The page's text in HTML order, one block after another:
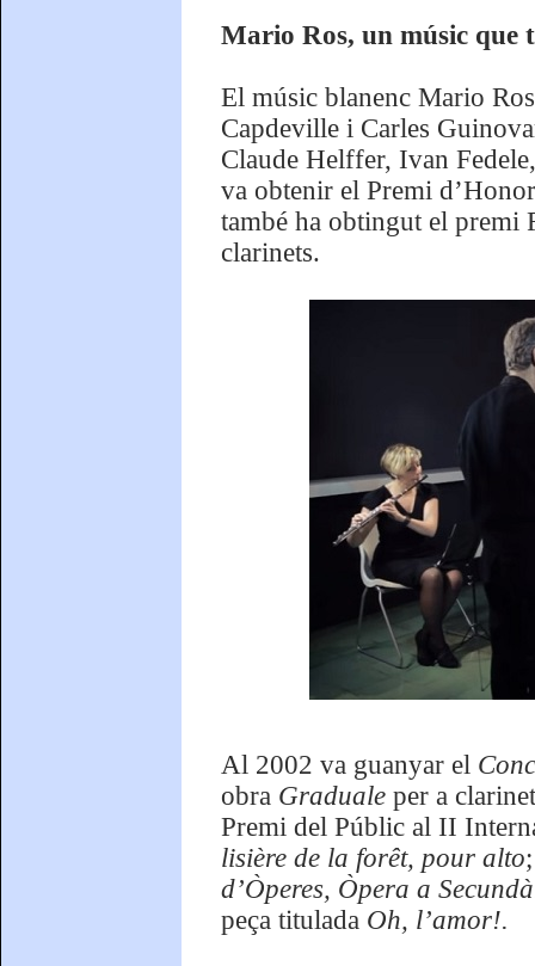
Mario Ros, un músic que
El músic blanenc Mario
Capdeville i Carles
Claude Helffer, Ivan
va obtenir el Premi
també ha obtingut el
clarinets.
Al 2002 va guanyar el
obra Graduale per a
Premi del Públic al II
lisière de la forêt, pour alto
d’Òperes, Òpera a
peça titulada Oh, l’amor!.